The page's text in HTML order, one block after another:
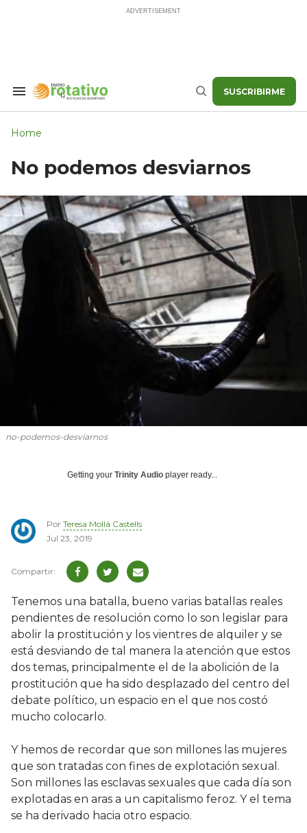
Search
Buscar SUSCRIBIRME
Home
No podemos desviarnos
no-podemos-desviarnos
Getting your Trinity Audio player ready...
Por Teresa Mollá Castells
Jul 23, 2019
Tenemos una batalla, bueno varias batallas reales
pendientes de resolución como lo son legislar para
abolir la prostitución y los vientres de alquiler y se
está desviando de tal manera la atención que estos
dos temas, principalmente el de la abolición de la
prostitución que ha sido desplazado del centro del
debate político, un espacio en el que nos costó
mucho colocarlo.
Y hemos de recordar que son millones las mujeres
que son tratadas con fines de explotación sexual.
Son millones las esclavas sexuales que cada día son
explotadas en aras a un capitalismo feroz. Y el tema
se ha derivado hacia otro espacio.